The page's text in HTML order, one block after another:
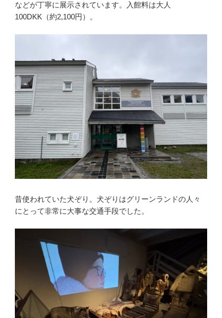
などが丁寧に展示されています。入館料は大人
100DKK（約2,100円）。
昔使われていた犬ぞり。犬ぞりはグリーンランドの人々
にとって非常に大事な交通手段でした。